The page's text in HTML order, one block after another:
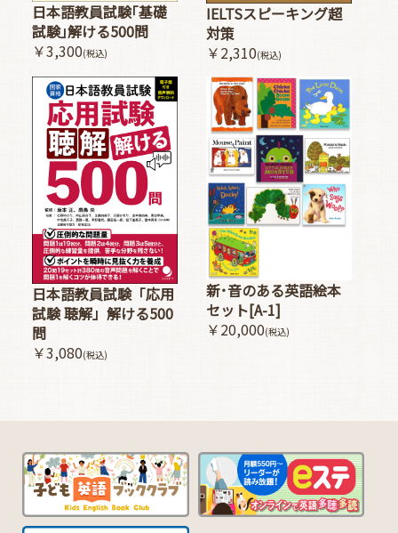
日本語教員試験｢基礎
試験｣解ける500問
￥3,300(税込)
IELTSスピーキング超
対策
￥2,310(税込)
日本語教員試験「応用
試験 聴解」解ける500
問
￥3,080(税込)
新･音のある英語絵本
セット[A-1]
￥20,000(税込)